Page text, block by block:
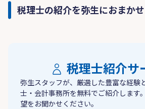
税理士の紹介を弥生におまか
税理士紹介サ
弥生スタッフが、厳選した豊富な経験
士・会計事務所を無料でご紹介します
望をお聞かせください。